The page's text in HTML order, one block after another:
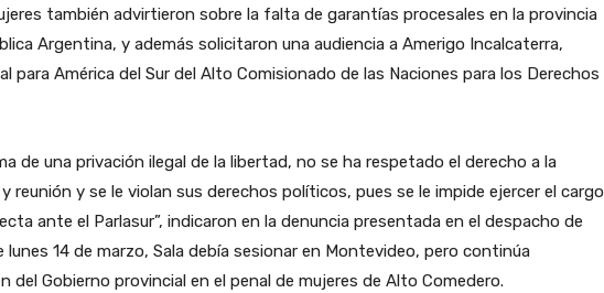
también advirtieron sobre la falta de garantías procesales en la provincia
Argentina, y además solicitaron una audiencia a Amerigo Incalcaterra,
para América del Sur del Alto Comisionado de las Naciones para los Derechos
de una privación ilegal de la libertad, no se ha respetado el derecho a la
reunión y se le violan sus derechos políticos, pues se le impide ejercer el cargo
ante el Parlasur”, indicaron en la denuncia presentada en el despacho de
lunes 14 de marzo, Sala debía sesionar en Montevideo, pero continúa
del Gobierno provincial en el penal de mujeres de Alto Comedero.